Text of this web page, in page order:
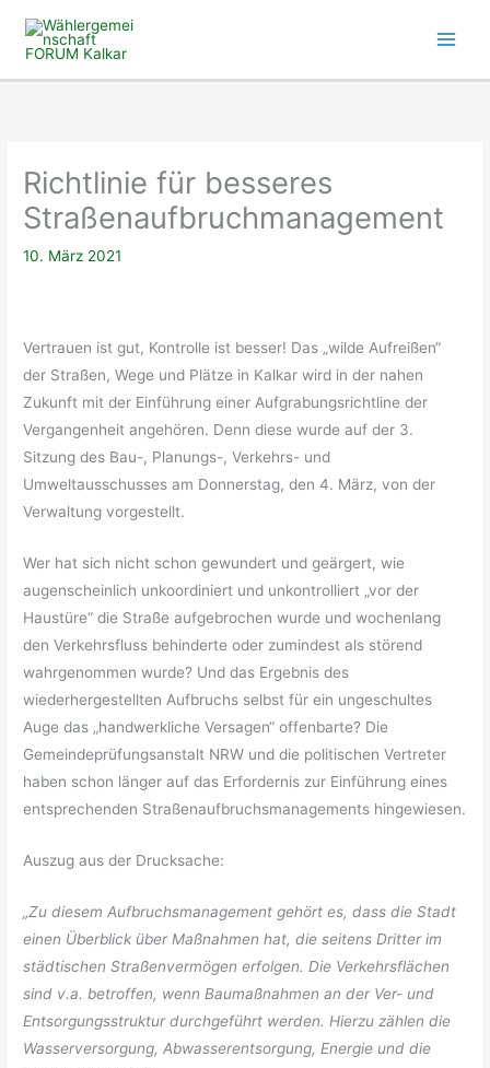
Inhalt
Richtlinie für besseres
Straßenaufbruchmanagement
10. März 2021
Vertrauen ist gut, Kontrolle ist besser! Das „wilde Aufreißen“
der Straßen, Wege und Plätze in Kalkar wird in der nahen
Zukunft mit der Einführung einer Aufgrabungsrichtline der
Vergangenheit angehören. Denn diese wurde auf der 3.
Sitzung des Bau-, Planungs-, Verkehrs- und
Umweltausschusses am Donnerstag, den 4. März, von der
Verwaltung vorgestellt.
Wer hat sich nicht schon gewundert und geärgert, wie
augenscheinlich unkoordiniert und unkontrolliert „vor der
Haustüre“ die Straße aufgebrochen wurde und wochenlang
den Verkehrsfluss behinderte oder zumindest als störend
wahrgenommen wurde? Und das Ergebnis des
wiederhergestellten Aufbruchs selbst für ein ungeschultes
Auge das „handwerkliche Versagen“ offenbarte? Die
Gemeindeprüfungsanstalt NRW und die politischen Vertreter
haben schon länger auf das Erfordernis zur Einführung eines
entsprechenden Straßenaufbruchsmanagements hingewiesen.
Auszug aus der Drucksache:
„Zu diesem Aufbruchsmanagement gehört es, dass die Stadt
einen Überblick über Maßnahmen hat, die seitens Dritter im
städtischen Straßenvermögen erfolgen. Die Verkehrsflächen
sind v.a. betroffen, wenn Baumaßnahmen an der Ver- und
Entsorgungsstruktur durchgeführt werden. Hierzu zählen die
Wasserversorgung, Abwasserentsorgung, Energie und die